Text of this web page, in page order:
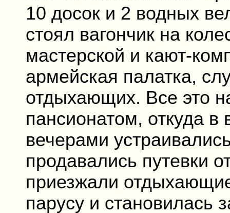
10 досок и 2 водных
стоял вагончик на
мастерской и кают-
армейская палатка,
отдыхающих. Все это
пансионатом, откуда в
вечерами
продавались путевки
приезжали
парусу и становилась